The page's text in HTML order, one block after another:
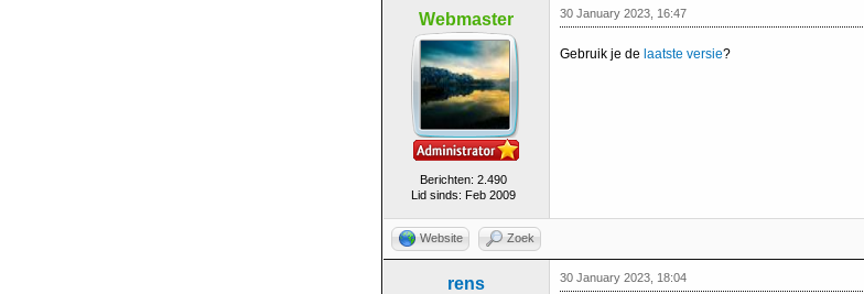
Webmaster
Berichten: 2.490
Lid sinds: Feb 2009
30 January 2023, 16:47
Gebruik je de laatste versie?
Website Zoek
rens 30 January 2023, 18:04